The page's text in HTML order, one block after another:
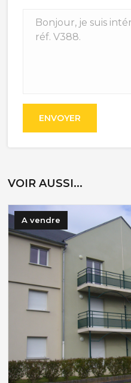
ENVOYER
VOIR AUSSI...
A vendre